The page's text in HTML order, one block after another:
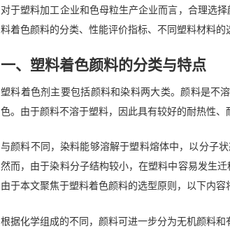
对于塑料加工企业和色母粒生产企业而言，合理选
料着色颜料的分类、性能评价指标、不同塑料材料
一、塑料着色颜料的分类与特点
塑料着色剂主要包括颜料和染料两大类。颜料是不
色。由于颜料不溶于塑料，因此具有较好的耐热性
与颜料不同，染料能够溶解于塑料熔体中，以分子
然而，由于染料分子结构较小，在塑料中容易发生
由于本文聚焦于塑料着色颜料的选型原则，以下内容
根据化学组成的不同，颜料可进一步分为无机颜料